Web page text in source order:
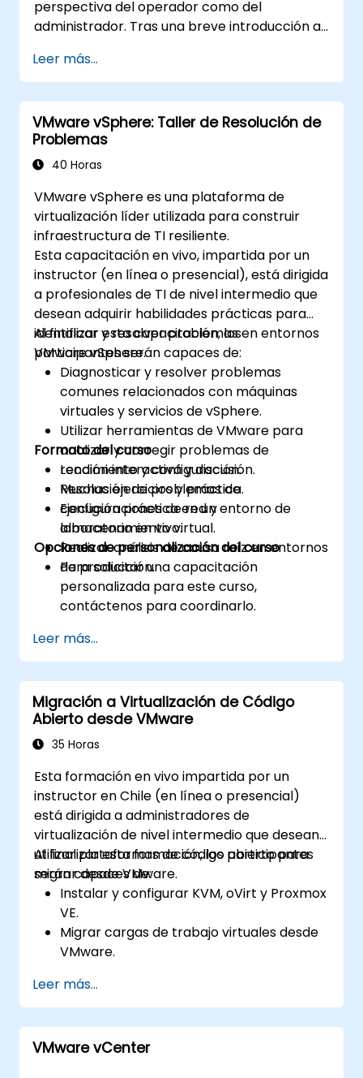
Core para una comunicación de datos
Laboratorio práctico: Construcción de un
dispositivo inteligente utilizando una
Raspberry Pi y AWS IoT Core.
Visualización de datos de sensores y
comunicación con la interfaz web.
perspectiva del operador como del
administrador. Tras una breve introducción a
propia instancia de OpenStack y realizarás
prácticas operativas y administrativas. El
curso cubre todos los componentes básicos
de OpenStack, desde la arquitectura general
hasta la administración de la nube. El formato
del curso incluye aproximadamente un 75%
OpenStack.
Leer más...
VMware vSphere: Taller de Resolución de
Problemas
40 Horas
VMware vSphere es una plataforma de
virtualización líder utilizada para construir
infraestructura de TI resiliente.
Esta capacitación en vivo, impartida por un
instructor (en línea o presencial), está dirigida
a profesionales de TI de nivel intermedio que
desean adquirir habilidades prácticas para
identificar y resolver problemas en entornos
VMware vSphere.
Al finalizar esta capacitación, los
participantes serán capaces de:
Diagnosticar y resolver problemas
comunes relacionados con máquinas
virtuales y servicios de vSphere.
Utilizar herramientas de VMware para
analizar y corregir problemas de
rendimiento y configuración.
Resolución de problemas de
configuraciones de red y
almacenamiento virtual.
Realizar análisis de causa raíz en entornos
de producción.
Formato del curso
Lección interactiva y discusión.
Muchas ejercicios y práctica.
Ejecución práctica en un entorno de
laboratorio en vivo.
Opciones de personalización del curso
Para solicitar una capacitación
personalizada para este curso,
contáctenos para coordinarlo.
Leer más...
Migración a Virtualización de Código
Abierto desde VMware
35 Horas
Esta formación en vivo impartida por un
instructor en Chile (en línea o presencial)
está dirigida a administradores de
virtualización de nivel intermedio que desean
utilizar plataformas de código abierto para
migrar desde VMware.
Al finalizar esta formación, los participantes
serán capaces de:
Instalar y configurar KVM, oVirt y Proxmox
VE.
Migrar cargas de trabajo virtuales desde
VMware.
recuperación ante desastres.
Optimizar el rendimiento en entornos de
virtualización de código abierto.
Leer más...
VMware vCenter